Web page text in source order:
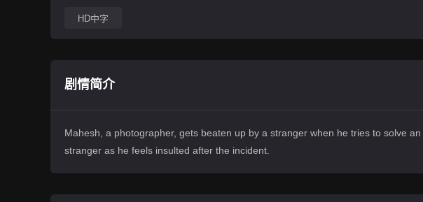
HD中字
剧情简介
Mahesh, a photographer, gets beaten up by a stranger when he tries to solve
stranger as he feels insulted after the incident.